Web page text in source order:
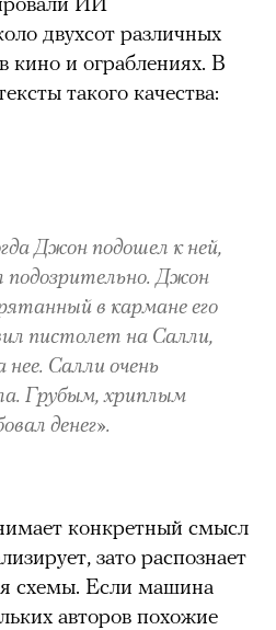
двухсот различных
кино и ограблениях. В
такого качества:
Джон подошел к ней,
подозрительно. Джон
в кармане его
пистолет на Салли,
Салли очень
Грубым, хриплым
денег».
конкретный смысл
зато распознает
схемы. Если машина
авторов похожие